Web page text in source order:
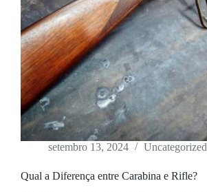
setembro 13, 2024 Uncategorized
Qual a Diferença entre Carabina e Rifle?